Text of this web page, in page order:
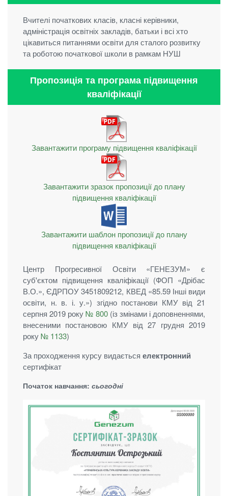
Вчителі початкових класів, класні керівники,
адміністрація освітніх закладів, батьки і всі хто
цікавиться питаннями освіти для сталого розвитку
та роботою початкової школи в рамкам НУШ
Пропозиція та програма підвищення
кваліфікації
Завантажити програму підвищення кваліфікації
Завантажити зразок пропозиції до плану
підвищення кваліфікації
Завантажити шаблон пропозиції до плану
підвищення кваліфікації
Центр Прогресивної Освіти «ГЕНЕЗУМ» є
суб'єктом підвищення кваліфікації (ФОП «Дрібас
В.О.», ЄДРПОУ 3451809212, КВЕД «85.59 Інші види
освіти, н. в. і. у.») згідно постанови КМУ від 21
серпня 2019 року№ 800(із змінами і доповненнями,
внесеними постановою КМУ від 27 грудня 2019
року№ 1133)
За проходження курсу видається електронний
сертифікат
Початок навчання: сьогодні